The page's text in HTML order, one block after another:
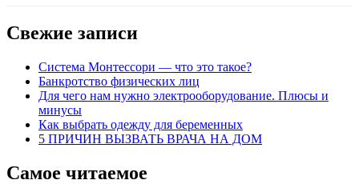
Свежие записи
Система Монтессори — что это такое?
Банкротство физических лиц
Для чего нам нужно электрооборудование. Плюсы и
минусы
Как выбрать одежду для беременных
5 ПРИЧИН ВЫЗВАТЬ ВРАЧА НА ДОМ
Самое читаемое